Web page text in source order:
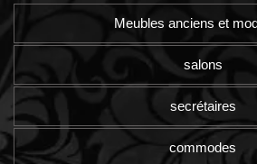
Meubles anciens et
salons
secrétaires
commodes